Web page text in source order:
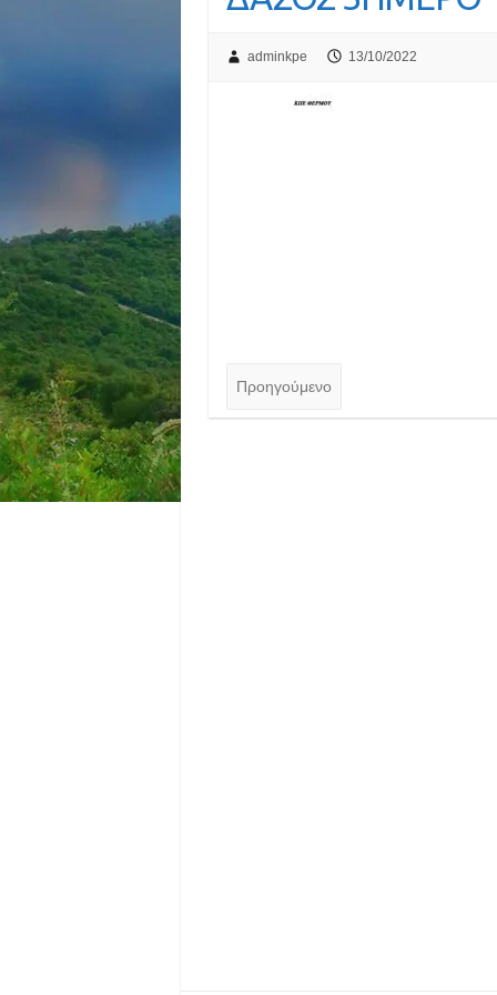
adminkpe 13/10/2022
Προηγούμενο